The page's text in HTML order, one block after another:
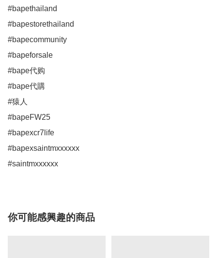
#bapethailand
#bapestorethailand
#bapecommunity
#bapeforsale
#bape代购
#bape代購
#猿人
#bapeFW25
#bapexcr7life
#bapexsaintmxxxxxx
#saintmxxxxxx
你可能感興趣的商品